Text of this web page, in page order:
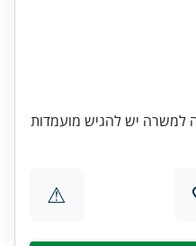
למשרה יש להגיש מועמדות
⚠